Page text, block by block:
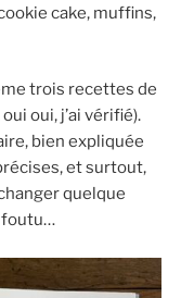
cake, muffins,
trois recettes de
oui, j’ai vérifié).
bien expliquée
et surtout,
quelque
foutu…